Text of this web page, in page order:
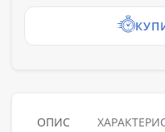
ОПИС